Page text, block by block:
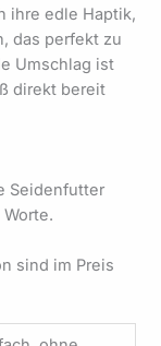
ihre edle Haptik,
das perfekt zu
Umschlag ist
direkt bereit
Seidenfutter
sind im Preis